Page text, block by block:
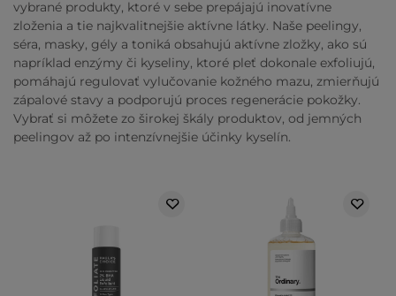
vybrané produkty, ktoré v sebe prepájajú inovatívne
zloženia a tie najkvalitnejšie aktívne látky. Naše peelingy,
séra, masky, gély a toniká obsahujú aktívne zložky, ako sú
napríklad enzýmy či kyseliny, ktoré pleť dokonale exfoliujú,
pomáhajú regulovať vylučovanie kožného mazu, zmierňujú
zápalové stavy a podporujú proces regenerácie pokožky.
Vybrať si môžete zo širokej škály produktov, od jemných
peelingov až po intenzívnejšie účinky kyselín.